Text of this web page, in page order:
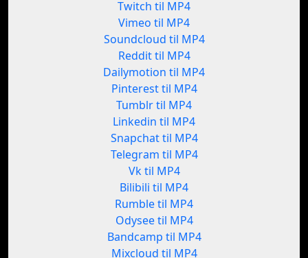
Twitch til MP4
Vimeo til MP4
Soundcloud til MP4
Reddit til MP4
Dailymotion til MP4
Pinterest til MP4
Tumblr til MP4
Linkedin til MP4
Snapchat til MP4
Telegram til MP4
Vk til MP4
Bilibili til MP4
Rumble til MP4
Odysee til MP4
Bandcamp til MP4
Mixcloud til MP4